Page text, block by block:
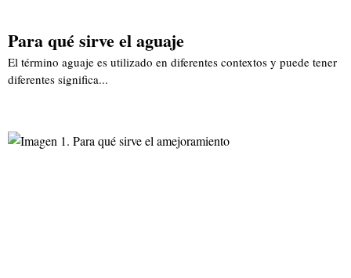
Para qué sirve el aguaje
El término aguaje es utilizado en diferentes contextos y puede tener
diferentes significa...